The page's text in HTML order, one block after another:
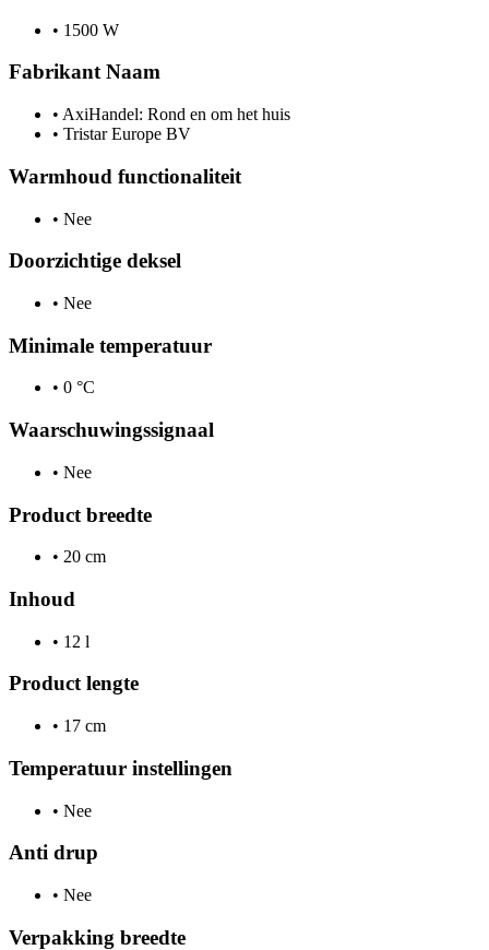
• 1500 W
Fabrikant Naam
• AxiHandel: Rond en om het huis
• Tristar Europe BV
Warmhoud functionaliteit
• Nee
Doorzichtige deksel
• Nee
Minimale temperatuur
• 0 °C
Waarschuwingssignaal
• Nee
Product breedte
• 20 cm
Inhoud
• 12 l
Product lengte
• 17 cm
Temperatuur instellingen
• Nee
Anti drup
• Nee
Verpakking breedte